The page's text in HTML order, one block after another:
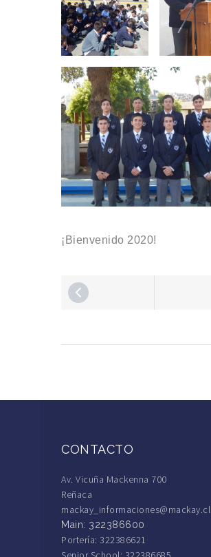
¡Bienvenido 2020!
CONTACTO
Av. Vicuña Mackenna 700
Reñaca
mackay_informaciones@mackay.cl
Main: 322386600
Portería: 322386621